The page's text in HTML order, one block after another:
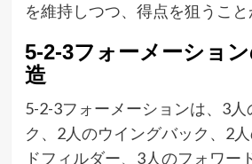
を維持しつつ、得点を狙うこと
5-2-3フォーメーショ
造
5-2-3フォーメーションは、3人
ク、2人のウイングバック、2
ドフィルダー、3人のフォワー